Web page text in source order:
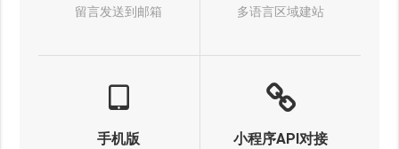
留言发送到邮箱 多语言区域建站
手机版 小程序API对接